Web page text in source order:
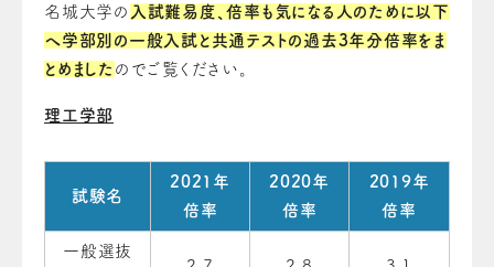
名城大学の 入試難易度、倍率も気になる人のために以下
へ学部別の一般入試と共通テストの過去3年分倍率をま
とめました のでご覧ください。
理工学部
試験名
2021年
倍率
2020年
倍率
2019年
倍率
一般選抜